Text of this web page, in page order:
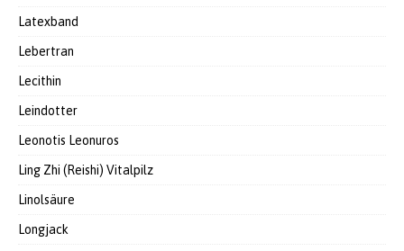
Latexband
Lebertran
Lecithin
Leindotter
Leonotis Leonuros
Ling Zhi (Reishi) Vitalpilz
Linolsäure
Longjack